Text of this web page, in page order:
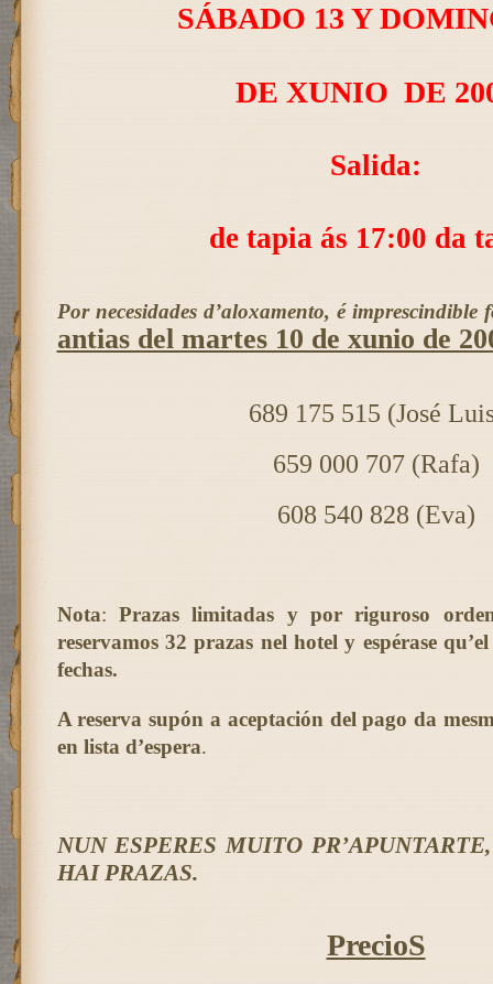
SÁBADO 13 Y
DE XUNIO DE
Salida:
de tapia ás 17:00 da
Por necesidades d’aloxamento, é
antias del martes 10 de xunio de
689 175 515 (José
659 000 707 (Rafa)
608 540 828 (Eva)
Nota: Prazas limitadas y por riguroso
reservamos 32 prazas nel hotel y espérase
fechas.
A reserva supón a aceptación del pago da
en lista d’espera.
NUN ESPERES MUITO
HAI PRAZAS.
PrecioS